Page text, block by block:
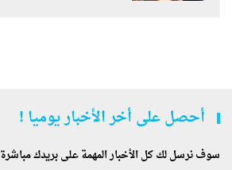
أحصل على أخر الأخبار يوميا !
سوف نرسل لك كل الأخبار المهمة على بريدك مباشرة